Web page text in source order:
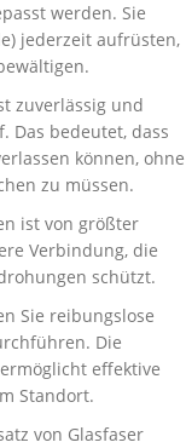
werden. Sie
jederzeit aufrüsten,
zuverlässig und
Das bedeutet, dass
können, ohne
zu müssen.
ist von größter
Verbindung, die
schützt.
Sie reibungslose
Die
effektive
Standort.
von Glasfaser